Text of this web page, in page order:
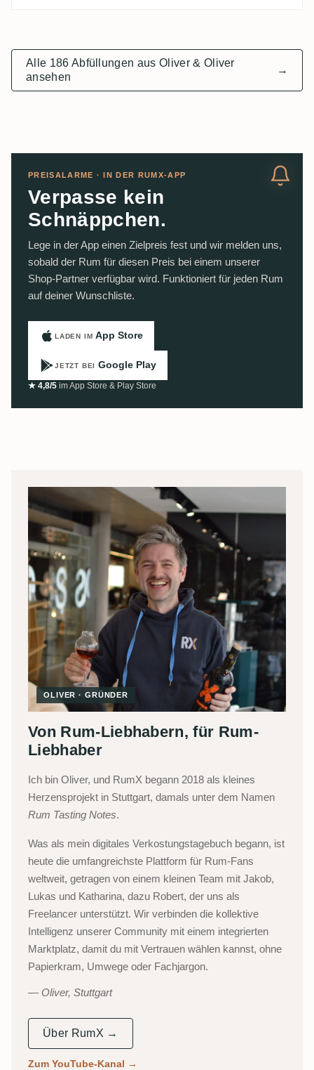
Alle 186 Abfüllungen aus Oliver & Oliver
ansehen
→
PREISALARME · IN DER RUMX-APP
Verpasse kein
Schnäppchen.
Lege in der App einen Zielpreis fest und wir melden uns,
sobald der Rum für diesen Preis bei einem unserer
Shop-Partner verfügbar wird. Funktioniert für jeden Rum
auf deiner Wunschliste.
LADEN IM App Store
JETZT BEI Google Play
★ 4,8/5 im App Store & Play Store
OLIVER · GRÜNDER
Von Rum-Liebhabern, für Rum-
Liebhaber
Ich bin Oliver, und RumX begann 2018 als kleines
Herzensprojekt in Stuttgart, damals unter dem Namen
Rum Tasting Notes.
Was als mein digitales Verkostungstagebuch begann, ist
heute die umfangreichste Plattform für Rum-Fans
weltweit, getragen von einem kleinen Team mit Jakob,
Lukas und Katharina, dazu Robert, der uns als
Freelancer unterstützt. Wir verbinden die kollektive
Intelligenz unserer Community mit einem integrierten
Marktplatz, damit du mit Vertrauen wählen kannst, ohne
Papierkram, Umwege oder Fachjargon.
Oliver, Stuttgart
Über RumX →
Zum YouTube-Kanal →